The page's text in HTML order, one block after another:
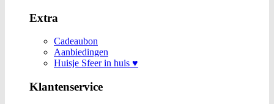
Extra
Cadeaubon
Aanbiedingen
Huisje Sfeer in huis ♥
Klantenservice